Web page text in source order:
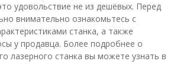
удовольствие не из дешёвых. Перед
внимательно ознакомьтесь с
станка, а также
у продавца. Более подробнее о
лазерного станка вы можете узнать в